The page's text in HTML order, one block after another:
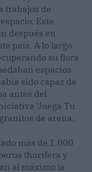
trabajos de
Este
después en
país. A lo largo
su flora
espacios
sido capaz de
antes del
'Juega Tu
de arena.
más de 1.000
thurifera y
al máximo la